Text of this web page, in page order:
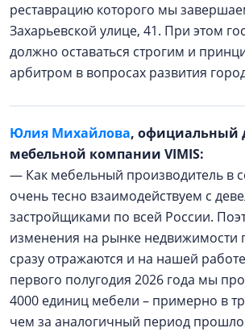
реставрацию которого мы
Захарьевской улице, 41. При этом
должно оставаться строгим и
арбитром в вопросах развития
Юлия Михайлова, официальный
мебельной компании VIMIS:
— Как мебельный производитель в
очень тесно взаимодействуем с
застройщиками по всей России.
изменения на рынке недвижимости
сразу отражаются и на нашей
первого полугодия 2026 года мы
4000 единиц мебели – примерно в
чем за аналогичный период